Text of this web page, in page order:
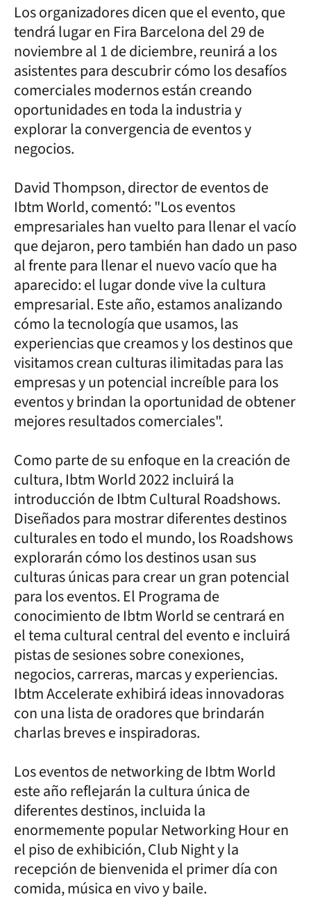
Los organizadores dicen que el evento, que
tendrá lugar en Fira Barcelona del 29 de
noviembre al 1 de diciembre, reunirá a los
asistentes para descubrir cómo los desafíos
comerciales modernos están creando
oportunidades en toda la industria y
explorar la convergencia de eventos y
negocios.
David Thompson, director de eventos de
Ibtm World, comentó: "Los eventos
empresariales han vuelto para llenar el vacío
que dejaron, pero también han dado un paso
al frente para llenar el nuevo vacío que ha
aparecido: el lugar donde vive la cultura
empresarial. Este año, estamos analizando
cómo la tecnología que usamos, las
experiencias que creamos y los destinos que
visitamos crean culturas ilimitadas para las
empresas y un potencial increíble para los
eventos y brindan la oportunidad de obtener
mejores resultados comerciales".
Como parte de su enfoque en la creación de
cultura, Ibtm World 2022 incluirá la
introducción de Ibtm Cultural Roadshows.
Diseñados para mostrar diferentes destinos
culturales en todo el mundo, los Roadshows
explorarán cómo los destinos usan sus
culturas únicas para crear un gran potencial
para los eventos. El Programa de
conocimiento de Ibtm World se centrará en
el tema cultural central del evento e incluirá
pistas de sesiones sobre conexiones,
negocios, carreras, marcas y experiencias.
Ibtm Accelerate exhibirá ideas innovadoras
con una lista de oradores que brindarán
charlas breves e inspiradoras.
Los eventos de networking de Ibtm World
este año reflejarán la cultura única de
diferentes destinos, incluida la
enormemente popular Networking Hour en
el piso de exhibición, Club Night y la
recepción de bienvenida el primer día con
comida, música en vivo y baile.